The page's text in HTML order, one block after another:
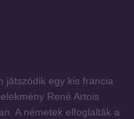
játszódik egy kis francia
René Artois
A németek elfoglalták a